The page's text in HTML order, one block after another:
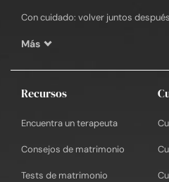
Con cuidado: volver juntos
Más
Recursos
Encuentra un terapeuta
Consejos de matrimonio
Tests de matrimonio